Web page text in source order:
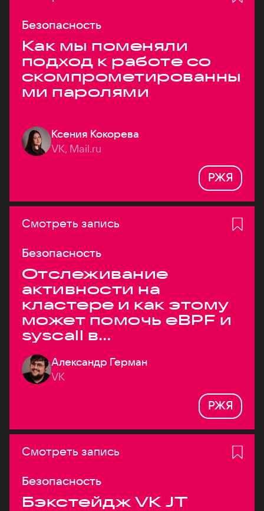
Безопасность
Как мы поменяли
подход к работе со
скомпрометированны
ми паролями
Ксения Кокорева
VK, Mail.ru
РЖЯ
Смотреть запись
Безопасность
Отслеживание
активности на
кластере и как этому
может помочь eBPF и
syscall в
высоконагруженных
системах
Александр Герман
VK
РЖЯ
Смотреть запись
Безопасность
Бэкстейдж VK JT